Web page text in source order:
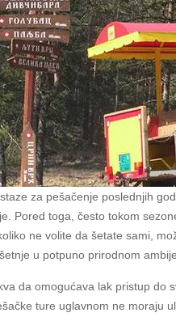
za pešačenje poslednjih
Pored toga, često tokom
ne volite da šetate sami,
u potpuno prirodnom
da omogućava lak pristup do
ture uglavnom ne moraju